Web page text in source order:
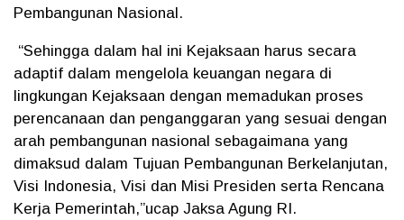
Pembangunan Nasional.
“Sehingga dalam hal ini Kejaksaan harus secara
adaptif dalam mengelola keuangan negara di
lingkungan Kejaksaan dengan memadukan proses
perencanaan dan penganggaran yang sesuai dengan
arah pembangunan nasional sebagaimana yang
dimaksud dalam Tujuan Pembangunan Berkelanjutan,
Visi Indonesia, Visi dan Misi Presiden serta Rencana
Kerja Pemerintah,”ucap Jaksa Agung RI.